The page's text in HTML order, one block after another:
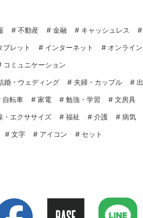
# 不動産 # 金融 # キャッシュレス #
ブレット # インターネット # オンライン
コミュニケーション
婚・ウェディング # 夫婦・カップル #
自転車 # 家電 # 勉強・学習 # 文房具
・エクササイズ # 福祉 # 介護 # 病気
# 文字 # アイコン # セット